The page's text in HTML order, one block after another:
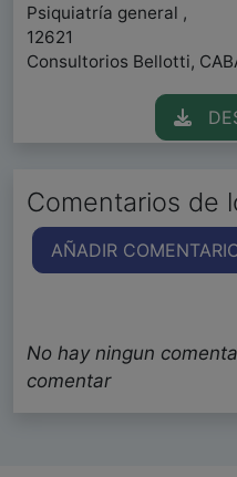
Psiquiatría general ,
12621
Consultorios Bellotti,
Comentarios de
AÑADIR
No hay ningun
comentar